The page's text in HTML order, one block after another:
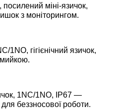
міні-язичок,
з моніторингом.
гігієнічний язичок,
1NC/1NO, IP67 —
беззносової роботи.